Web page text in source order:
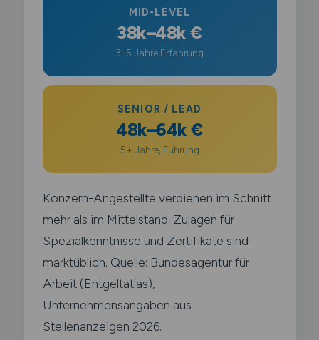
MID-LEVEL
38k–48k €
3–5 Jahre Erfahrung
SENIOR / LEAD
48k–64k €
5+ Jahre, Führung
Konzern-Angestellte verdienen im Schnitt
mehr als im Mittelstand. Zulagen für
Spezialkenntnisse und Zertifikate sind
marktüblich. Quelle: Bundesagentur für
Arbeit (Entgeltatlas),
Unternehmensangaben aus
Stellenanzeigen 2026.